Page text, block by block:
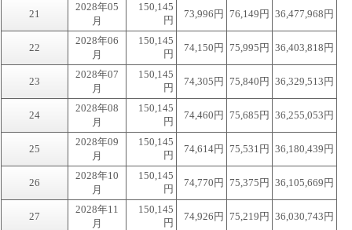
21
2028年05
月
150,145
円
73,996円 76,149円 36,477,968円
22
2028年06
月
150,145
円
74,150円 75,995円 36,403,818円
23
2028年07
月
150,145
円
74,305円 75,840円 36,329,513円
24
2028年08
月
150,145
円
74,460円 75,685円 36,255,053円
25
2028年09
月
150,145
円
74,614円 75,531円 36,180,439円
26
2028年10
月
150,145
円
74,770円 75,375円 36,105,669円
27
2028年11
月
150,145
円
74,926円 75,219円 36,030,743円